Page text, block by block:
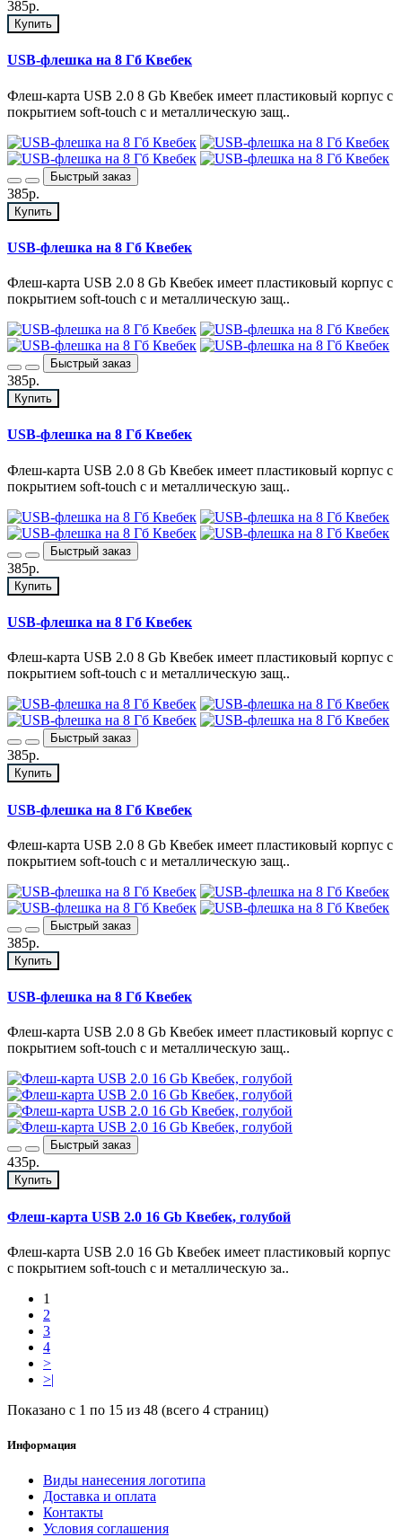
385р.
Купить
USB-флешка на 8 Гб Квебек
Флеш-карта USB 2.0 8 Gb Квебек имеет пластиковый корпус с
покрытием soft-touch с и металлическую защ..
Быстрый заказ
385р.
Купить
USB-флешка на 8 Гб Квебек
Флеш-карта USB 2.0 8 Gb Квебек имеет пластиковый корпус с
покрытием soft-touch с и металлическую защ..
Быстрый заказ
385р.
Купить
USB-флешка на 8 Гб Квебек
Флеш-карта USB 2.0 8 Gb Квебек имеет пластиковый корпус с
покрытием soft-touch с и металлическую защ..
Быстрый заказ
385р.
Купить
USB-флешка на 8 Гб Квебек
Флеш-карта USB 2.0 8 Gb Квебек имеет пластиковый корпус с
покрытием soft-touch с и металлическую защ..
Быстрый заказ
385р.
Купить
USB-флешка на 8 Гб Квебек
Флеш-карта USB 2.0 8 Gb Квебек имеет пластиковый корпус с
покрытием soft-touch с и металлическую защ..
Быстрый заказ
385р.
Купить
USB-флешка на 8 Гб Квебек
Флеш-карта USB 2.0 8 Gb Квебек имеет пластиковый корпус с
покрытием soft-touch с и металлическую защ..
Быстрый заказ
435р.
Купить
Флеш-карта USB 2.0 16 Gb Квебек, голубой
Флеш-карта USB 2.0 16 Gb Квебек имеет пластиковый корпус
с покрытием soft-touch с и металлическую за..
1
2
3
4
>
>|
Показано с 1 по 15 из 48 (всего 4 страниц)
Информация
Виды нанесения логотипа
Доставка и оплата
Контакты
Условия соглашения